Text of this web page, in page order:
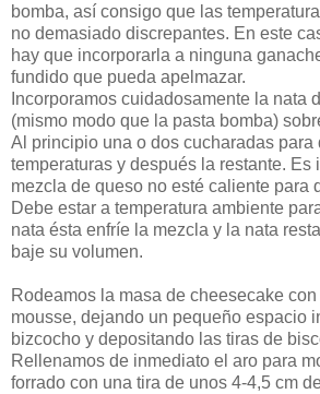
bomba, así consigo que las
no demasiado discrepantes. En este
hay que incorporarla a ninguna
fundido que pueda apelmazar.
Incorporamos cuidadosamente la nata
(mismo modo que la pasta bomba)
Al principio una o dos cucharadas para
temperaturas y después la restante. Es
mezcla de queso no esté caliente para
Debe estar a temperatura ambiente
nata ésta enfríe la mezcla y la nata
baje su volumen.
Rodeamos la masa de cheesecake
mousse, dejando un pequeño espacio
bizcocho y depositando las tiras de
Rellenamos de inmediato el aro para
forrado con una tira de unos 4-4,5 cm